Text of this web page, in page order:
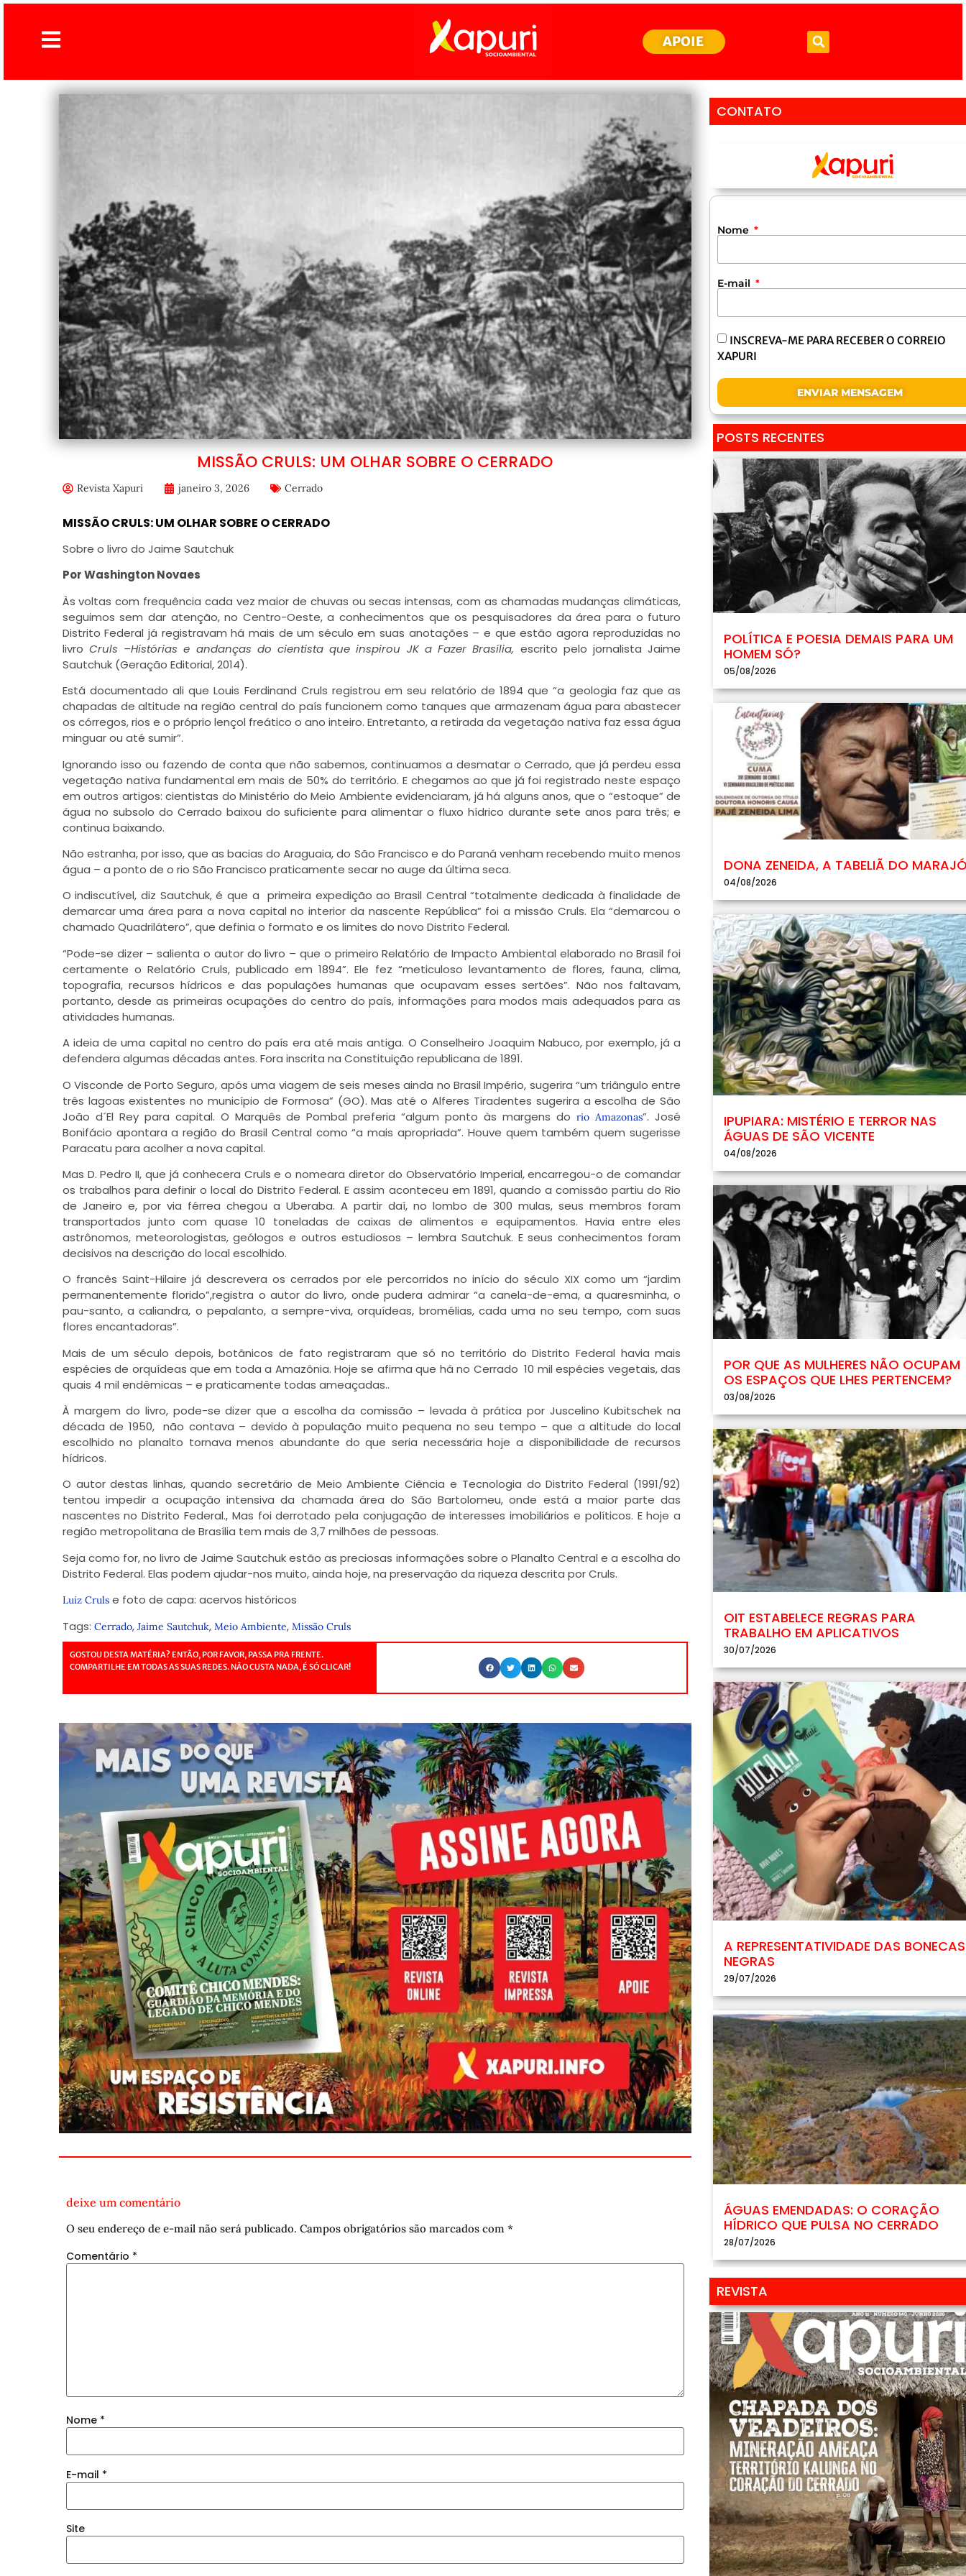
APOIE
MISSÃO CRULS: UM OLHAR SOBRE O CERRADO
Revista Xapuri janeiro 3, 2026 Cerrado
MISSÃO CRULS:UM OLHAR SOBRE O CERRADO
Sobre o livro do Jaime Sautchuk
Por Washington Novaes
Às voltas com frequência cada vez maior de chuvas ou secas intensas, com as chamadas mudanças climáticas,
seguimos sem dar atenção, no Centro-Oeste, a conhecimentos que os pesquisadores da área para o futuro
Distrito Federal já registravam há mais de um século em suas anotações – e que estão agora reproduzidas no
livro Cruls –Histórias e andanças do cientista que inspirou JK a Fazer Brasília, escrito pelo jornalista Jaime
Sautchuk (Geração Editorial, 2014).
Está documentado ali que Louis Ferdinand Cruls registrou em seu relatório de 1894 que “a geologia faz que as
chapadas de altitude na região central do país funcionem como tanques que armazenam água para abastecer
os córregos, rios e o próprio lençol freático o ano inteiro. Entretanto, a retirada da vegetação nativa faz essa água
minguar ou até sumir”.
Ignorando isso ou fazendo de conta que não sabemos, continuamos a desmatar o Cerrado, que já perdeu essa
vegetação nativa fundamental em mais de 50% do território. E chegamos ao que já foi registrado neste espaço
em outros artigos: cientistas do Ministério do Meio Ambiente evidenciaram, já há alguns anos, que o “estoque” de
água no subsolo do Cerrado baixou do suficiente para alimentar o fluxo hídrico durante sete anos para três; e
continua baixando.
Não estranha, por isso, que as bacias do Araguaia, do São Francisco e do Paraná venham recebendo muito menos
água – a ponto de o rio São Francisco praticamente secar no auge da última seca.
O indiscutível, diz Sautchuk, é que a primeira expedição ao Brasil Central “totalmente dedicada à finalidade de
demarcar uma área para a nova capital no interior da nascente República” foi a missão Cruls. Ela “demarcou o
chamado Quadrilátero”, que definia o formato e os limites do novo Distrito Federal.
“Pode-se dizer – salienta o autor do livro – que o primeiro Relatório de Impacto Ambiental elaborado no Brasil foi
certamente o Relatório Cruls, publicado em 1894”. Ele fez “meticuloso levantamento de flores, fauna, clima,
topografia, recursos hídricos e das populações humanas que ocupavam esses sertões”. Não nos faltavam,
portanto, desde as primeiras ocupações do centro do país, informações para modos mais adequados para as
atividades humanas.
A ideia de uma capital no centro do país era até mais antiga. O Conselheiro Joaquim Nabuco, por exemplo, já a
defendera algumas décadas antes. Fora inscrita na Constituição republicana de 1891.
O Visconde de Porto Seguro, após uma viagem de seis meses ainda no Brasil Império, sugerira “um triângulo entre
três lagoas existentes no município de Formosa” (GO). Mas até o Alferes Tiradentes sugerira a escolha de São
João d´El Rey para capital. O Marquês de Pombal preferia “algum ponto às margens dorio Amazonas”. José
Bonifácio apontara a região do Brasil Central como “a mais apropriada”. Houve quem também quem sugerisse
Paracatu para acolher a nova capital.
Mas D. Pedro II, que já conhecera Cruls e o nomeara diretor do Observatório Imperial, encarregou-o de comandar
os trabalhos para definir o local do Distrito Federal. E assim aconteceu em 1891, quando a comissão partiu do Rio
de Janeiro e, por via férrea chegou a Uberaba. A partir daí, no lombo de 300 mulas, seus membros foram
transportados junto com quase 10 toneladas de caixas de alimentos e equipamentos. Havia entre eles
astrônomos, meteorologistas, geólogos e outros estudiosos – lembra Sautchuk. E seus conhecimentos foram
decisivos na descrição do local escolhido.
O francês Saint-Hilaire já descrevera os cerrados por ele percorridos no início do século XIX como um “jardim
permanentemente florido”,registra o autor do livro, onde pudera admirar “a canela-de-ema, a quaresminha, o
pau-santo, a caliandra, o pepalanto, a sempre-viva, orquídeas, bromélias, cada uma no seu tempo, com suas
flores encantadoras”.
Mais de um século depois, botânicos de fato registraram que só no território do Distrito Federal havia mais
espécies de orquídeas que em toda a Amazônia. Hoje se afirma que há no Cerrado 10 mil espécies vegetais, das
quais 4 mil endêmicas – e praticamente todas ameaçadas..
À margem do livro, pode-se dizer que a escolha da comissão – levada à prática por Juscelino Kubitschek na
década de 1950, não contava – devido à população muito pequena no seu tempo – que a altitude do local
escolhido no planalto tornava menos abundante do que seria necessária hoje a disponibilidade de recursos
hídricos.
O autor destas linhas, quando secretário de Meio Ambiente Ciência e Tecnologia do Distrito Federal (1991/92)
tentou impedir a ocupação intensiva da chamada área do São Bartolomeu, onde está a maior parte das
nascentes no Distrito Federal., Mas foi derrotado pela conjugação de interesses imobiliários e políticos. E hoje a
região metropolitana de Brasília tem mais de 3,7 milhões de pessoas.
Seja como for, no livro de Jaime Sautchuk estão as preciosas informações sobre o Planalto Central e a escolha do
Distrito Federal. Elas podem ajudar-nos muito, ainda hoje, na preservação da riqueza descrita por Cruls.
Luiz Crulse foto de capa: acervos históricos
Tags: Cerrado, Jaime Sautchuk, Meio Ambiente, Missão Cruls
GOSTOU DESTA MATÉRIA? ENTÃO, POR FAVOR, PASSA PRA FRENTE.
COMPARTILHE EM TODAS AS SUAS REDES. NÃO CUSTA NADA, É SÓ CLICAR!
deixe um comentário
O seu endereço de e-mail não será publicado. Campos obrigatórios são marcados com *
Comentário *
Nome *
E-mail *
Site
CONTATO
Nome
E-mail
INSCREVA-ME PARA RECEBER O CORREIO
XAPURI
ENVIAR MENSAGEM
POSTS RECENTES
POLÍTICA E POESIA DEMAIS PARA UM
HOMEM SÓ?
05/08/2026
DONA ZENEIDA, A TABELIÃ DO
04/08/2026
IPUPIARA: MISTÉRIO E TERROR NAS
ÁGUAS DE SÃO VICENTE
04/08/2026
POR QUE AS MULHERES NÃO OCUPAM
OS ESPAÇOS QUE LHES PERTENCEM?
03/08/2026
OIT ESTABELECE REGRAS PARA
TRABALHO EM APLICATIVOS
30/07/2026
A REPRESENTATIVIDADE DAS BONECAS
NEGRAS
29/07/2026
ÁGUAS EMENDADAS: O CORAÇÃO
HÍDRICO QUE PULSA NO CERRADO
28/07/2026
REVISTA